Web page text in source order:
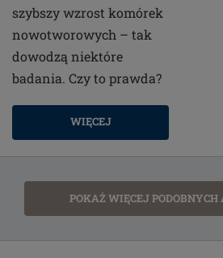
szybszy wzrost komórek
nowotworowych – tak
dowodzą niektóre
badania. Czy to prawda?
WIĘCEJ
POKAŻ WIĘCEJ